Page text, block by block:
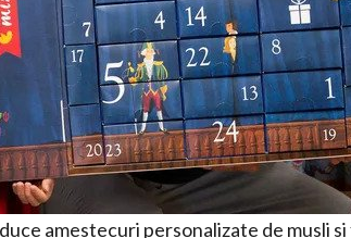
amestecuri personalizate de musli